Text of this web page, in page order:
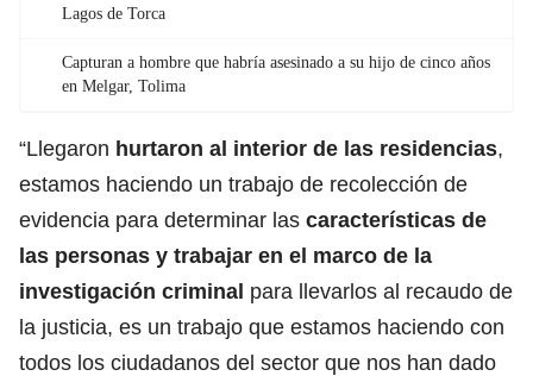
Lagos de Torca
Capturan a hombre que habría asesinado a su hijo de cinco años
en Melgar, Tolima
“Llegaron hurtaron al interior de las residencias,
estamos haciendo un trabajo de recolección de
evidencia para determinar las características de
las personas y trabajar en el marco de la
investigación criminal para llevarlos al recaudo de
la justicia, es un trabajo que estamos haciendo con
todos los ciudadanos del sector que nos han dado